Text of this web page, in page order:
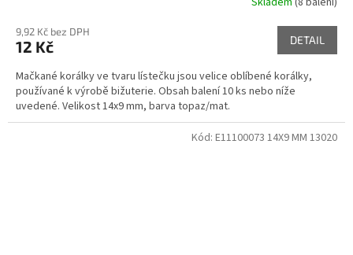
9,92 Kč bez DPH
12 Kč DETAIL
Mačkané korálky ve tvaru lístečku jsou velice oblíbené korálky,
používané k výrobě bižuterie. Obsah balení 10 ks nebo níže
uvedené. Velikost 14x9 mm, barva topaz/mat.
Kód: E11100073 14X9 MM 13020